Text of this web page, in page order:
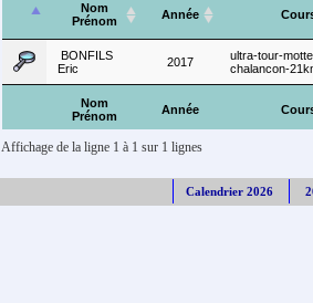
Nom
Prénom
Année
Nom
Prénom
Année
BONFILS
Eric
2017
ultra-tour-
chalancon-
Affichage de la ligne 1 à 1 sur 1 lignes
Calendrier 2026